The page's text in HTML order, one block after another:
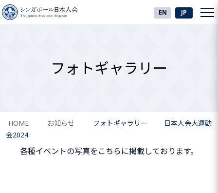
EN JP
フォトギャラリー
HOME お知らせ フォトギャラリー
日本人会大運動
会2024
各種イベントの写真をこちらに掲載しております。